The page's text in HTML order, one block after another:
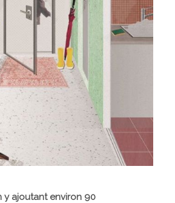
y ajoutant environ 90